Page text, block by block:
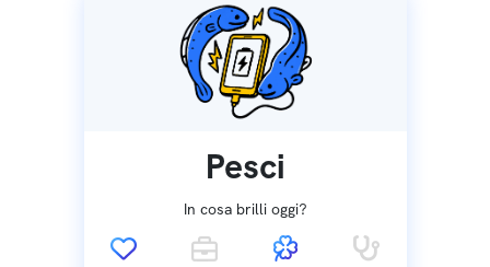
Pesci
In cosa brilli oggi?